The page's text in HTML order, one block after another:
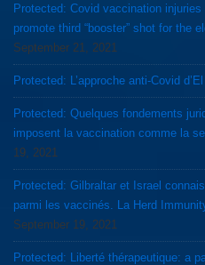
Protected: Covid vaccination injuries continue to rise as FDA and CDC
promote third “booster” shot for the
September 21, 2021
Protected: L’approche anti-Covid
Protected: Quelques fondements
imposent la vaccination comme la
19, 2021
Protected: Gilbraltar et Israel
parmi les vaccinés. La Herd
September 19, 2021
Protected: Liberté thérapeutique: a part quelques Etats archaiques, la